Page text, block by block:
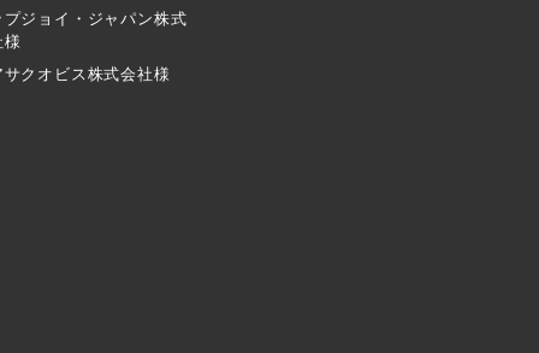
プジョイ・ジャパン株式
様
サクオビス株式会社様